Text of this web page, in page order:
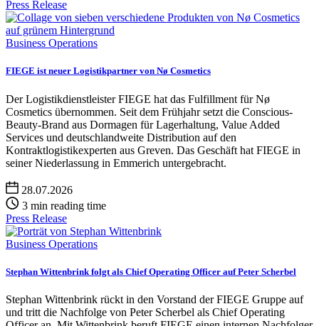
Press Release
Business Operations
FIEGE ist neuer Logistikpartner von Nø Cosmetics
Der Logistikdienstleister FIEGE hat das Fulfillment für Nø
Cosmetics übernommen. Seit dem Frühjahr setzt die Conscious-
Beauty-Brand aus Dormagen für Lagerhaltung, Value Added
Services und deutschlandweite Distribution auf den
Kontraktlogistikexperten aus Greven. Das Geschäft hat FIEGE in
seiner Niederlassung in Emmerich untergebracht.
28.07.2026
3 min reading time
Press Release
Business Operations
Stephan Wittenbrink folgt als Chief Operating Officer auf Peter Scherbel
Stephan Wittenbrink rückt in den Vorstand der FIEGE Gruppe auf
und tritt die Nachfolge von Peter Scherbel als Chief Operating